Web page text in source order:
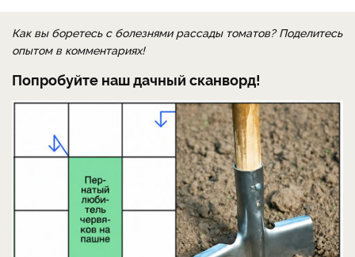
Как вы боретесь с болезнями рассады томатов? Поделитесь
опытом в комментариях!
Попробуйте наш дачный сканворд!